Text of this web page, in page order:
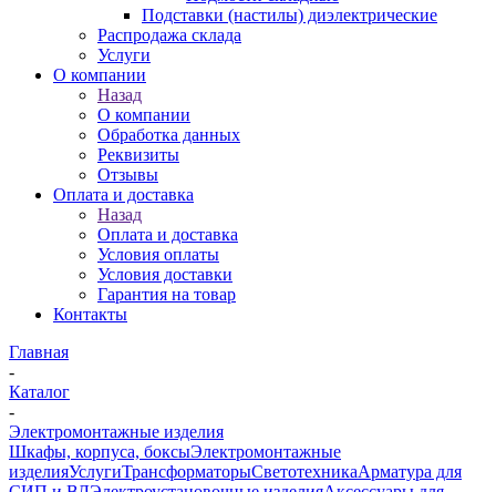
Подставки (настилы) диэлектрические
Распродажа склада
Услуги
О компании
Назад
О компании
Обработка данных
Реквизиты
Отзывы
Оплата и доставка
Назад
Оплата и доставка
Условия оплаты
Условия доставки
Гарантия на товар
Контакты
Главная
-
Каталог
-
Электромонтажные изделия
Шкафы, корпуса, боксыЭлектромонтажные
изделияУслугиТрансформаторыСветотехникаАрматура для